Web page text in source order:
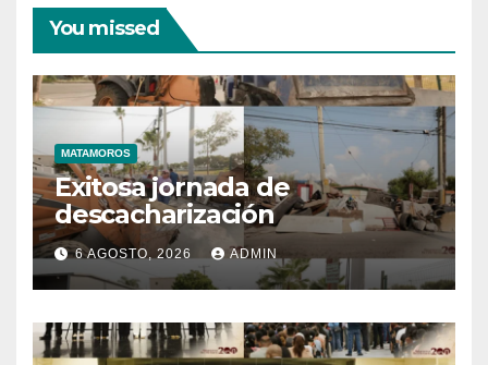
You missed
MATAMOROS
Exitosa jornada de
descacharización
6 AGOSTO, 2026 ADMIN